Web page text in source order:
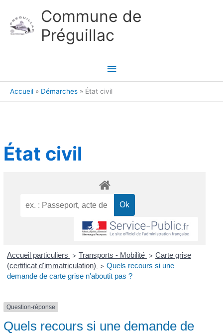
Commune de
Préguillac
Menu
principal
Accueil Démarches État civil
État civil
Accueil particuliers > Transports - Mobilité > Carte grise
(certificat d'immatriculation)
> Quels recours si une
demande de carte grise n'aboutit pas ?
Question-réponse
Quels recours si une demande de